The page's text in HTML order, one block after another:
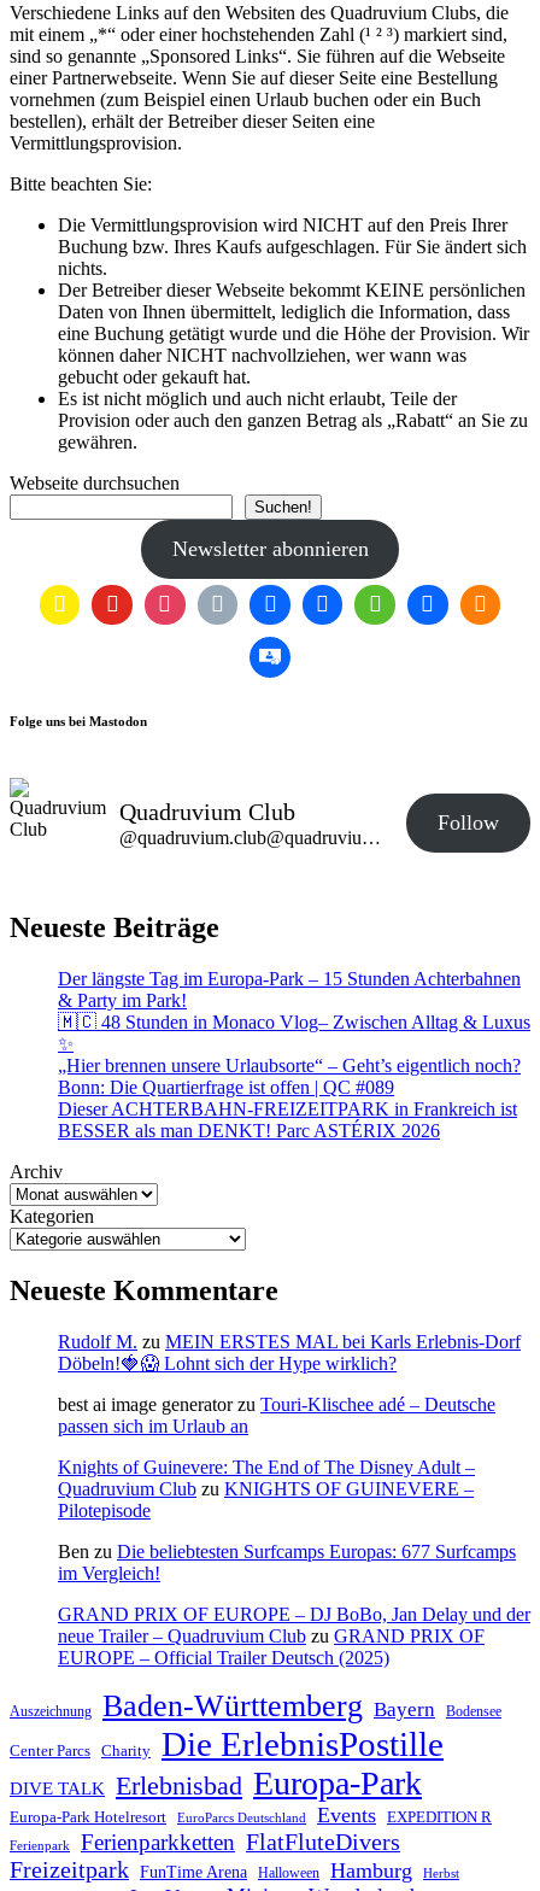
Verschiedene Links auf den Websiten des Quadruvium Clubs, die
mit einem „*“ oder einer hochstehenden Zahl (¹ ² ³) markiert sind,
sind so genannte „Sponsored Links“. Sie führen auf die Webseite
einer Partnerwebseite. Wenn Sie auf dieser Seite eine Bestellung
vornehmen (zum Beispiel einen Urlaub buchen oder ein Buch
bestellen), erhält der Betreiber dieser Seiten eine
Vermittlungsprovision.
Bitte beachten Sie:
Die Vermittlungsprovision wird NICHT auf den Preis Ihrer
Buchung bzw. Ihres Kaufs aufgeschlagen. Für Sie ändert sich
nichts.
Der Betreiber dieser Webseite bekommt KEINE persönlichen
Daten von Ihnen übermittelt, lediglich die Information, dass
eine Buchung getätigt wurde und die Höhe der Provision. Wir
können daher NICHT nachvollziehen, wer wann was
gebucht oder gekauft hat.
Es ist nicht möglich und auch nicht erlaubt, Teile der
Provision oder auch den ganzen Betrag als „Rabatt“ an Sie zu
gewähren.
Webseite durchsuchen
Suchen!
Newsletter abonnieren
Folge uns bei Mastodon
Quadruvium Club
@quadruvium.club@quadruvium.club
Follow
Neueste Beiträge
Der längste Tag im Europa-Park – 15 Stunden Achterbahnen
& Party im Park!
🇲🇨 48 Stunden in Monaco Vlog– Zwischen Alltag & Luxus
✨
„Hier brennen unsere Urlaubsorte“ – Geht’s eigentlich noch?
Bonn: Die Quartierfrage ist offen | QC #089
Dieser ACHTERBAHN-FREIZEITPARK in Frankreich ist
BESSER als man DENKT! Parc ASTÉRIX 2026
Archiv
Kategorien
Neueste Kommentare
Rudolf M. zu MEIN ERSTES MAL bei Karls Erlebnis-Dorf
Döbeln!🍓😱 Lohnt sich der Hype wirklich?
best ai image generatorzu Touri-Klischee adé – Deutsche
passen sich im Urlaub an
Knights of Guinevere: The End of The Disney Adult –
Quadruvium Club zu KNIGHTS OF GUINEVERE –
Pilotepisode
Ben zu Die beliebtesten Surfcamps Europas: 677 Surfcamps
im Vergleich!
GRAND PRIX OF EUROPE – DJ BoBo, Jan Delay und der
neue Trailer – Quadruvium Club zu GRAND PRIX OF
EUROPE – Official Trailer Deutsch (2025)
Auszeichnung Baden-Württemberg Bayern Bodensee
Center Parcs Charity Die ErlebnisPostille
DIVE TALK Erlebnisbad Europa-Park
Europa-Park Hotelresort EuroParcs Deutschland Events EXPEDITION R
Ferienpark Ferienparkketten FlatFluteDivers
Freizeitpark FunTime Arena Halloween Hamburg Herbst